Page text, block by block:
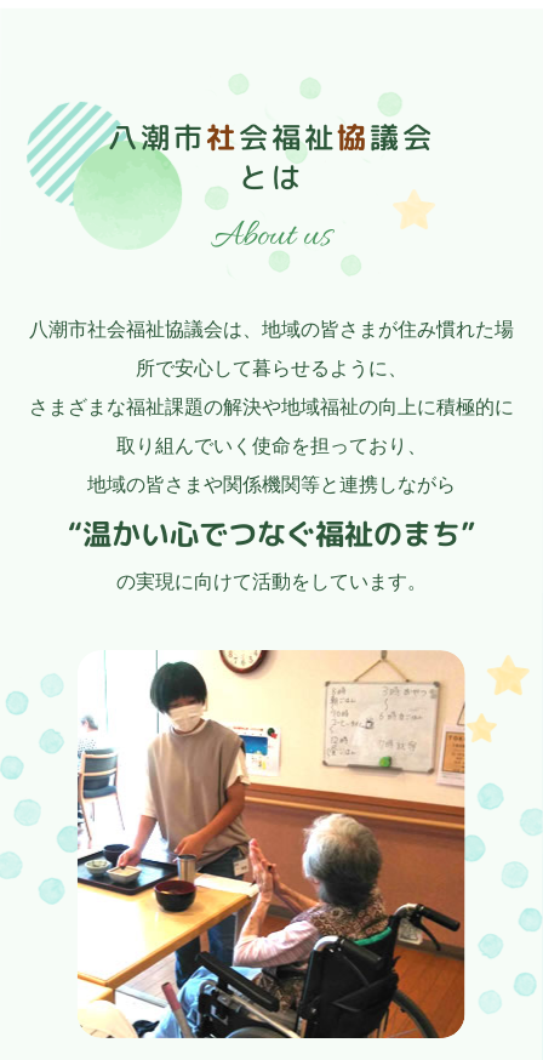
八潮市社会福祉協議会
とは
About us
八潮市社会福祉協議会は、地域の皆さまが住み慣れた場
所で安心して暮らせるように、
さまざまな福祉課題の解決や地域福祉の向上に積極的に
取り組んでいく使命を担っており、
地域の皆さまや関係機関等と連携しながら
“温かい心でつなぐ福祉のまち”
の実現に向けて活動をしています。